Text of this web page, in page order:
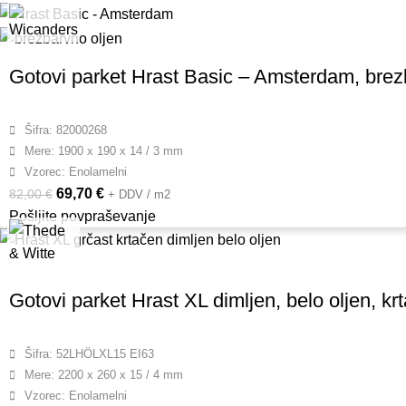
Gotovi parket Hrast Basic – Amsterdam,
Šifra: 82000268
Mere: 1900 x 190 x 14 / 3 mm
Vzorec: Enolamelni
82,00€ 69,70 € + DDV / m2
Pošljite povpraševanje
Gotovi parket Hrast XL dimljen, belo oljen,
Šifra: 52LHÖLXL15 EI63
Mere: 2200 x 260 x 15 / 4 mm
Vzorec: Enolamelni